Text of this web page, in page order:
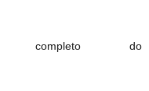
completo do